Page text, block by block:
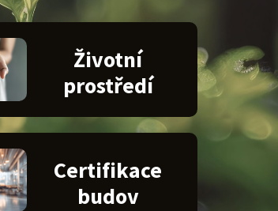
Životní
prostředí
Certifikace
budov